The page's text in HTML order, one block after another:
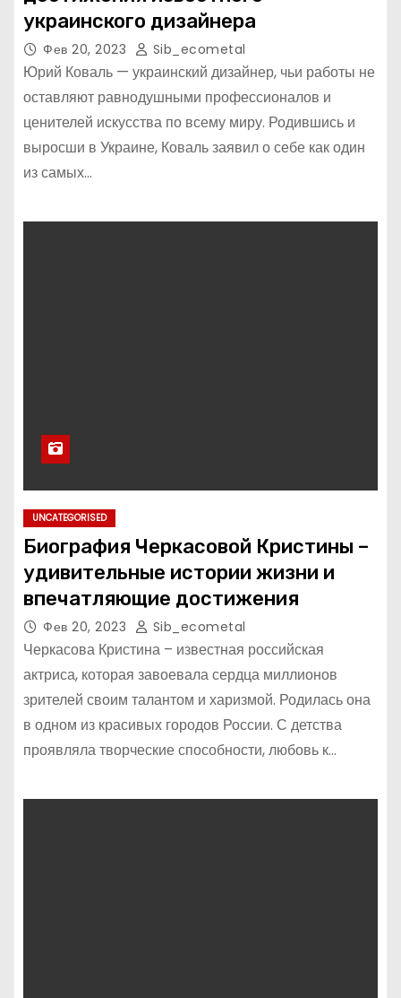
украинского дизайнера
Фев 20, 2023 Sib_ecometal
Юрий Коваль — украинский дизайнер, чьи работы не
оставляют равнодушными профессионалов и
ценителей искусства по всему миру. Родившись и
выросши в Украине, Коваль заявил о себе как один
из самых…
UNCATEGORISED
Биография Черкасовой Кристины –
удивительные истории жизни и
впечатляющие достижения
Фев 20, 2023 Sib_ecometal
Черкасова Кристина – известная российская
актриса, которая завоевала сердца миллионов
зрителей своим талантом и харизмой. Родилась она
в одном из красивых городов России. С детства
проявляла творческие способности, любовь к…